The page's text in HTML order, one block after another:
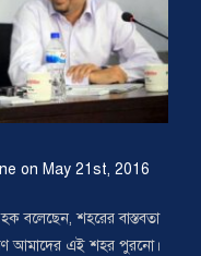
on May 21st, 2016
বলেছেন, শহরের বাস্তবতা
আমাদের এই শহর পুরনো।